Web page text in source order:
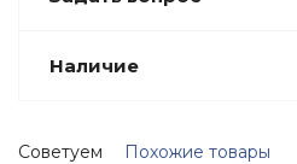
Наличие
Советуем Похожие товары